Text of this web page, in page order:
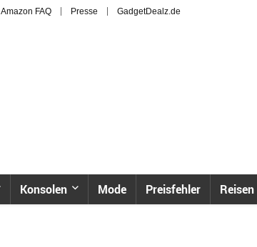
Amazon FAQ Presse GadgetDealz.de
Konsolen Mode Preisfehler Reisen